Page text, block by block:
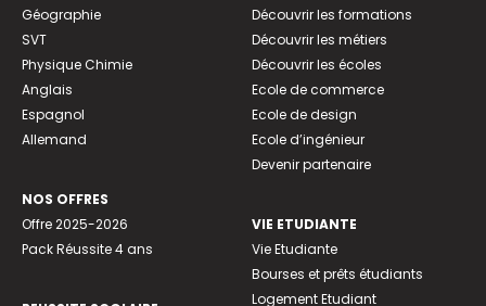
Géographie
SVT
Physique Chimie
Anglais
Espagnol
Allemand
NOS OFFRES
Offre 2025-2026
Pack Réussite 4 ans
Découvrir les formations
Découvrir les métiers
Découvrir les écoles
Ecole de commerce
Ecole de design
Ecole d’ingénieur
Devenir partenaire
VIE ETUDIANTE
Vie Etudiante
Bourses et prêts étudiants
Logement Etudiant